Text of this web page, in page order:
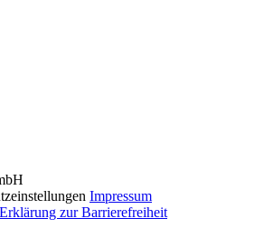
Impressum
Erklärung zur Barrierefreiheit